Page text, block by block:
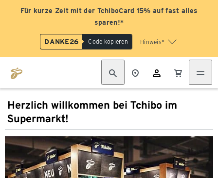
Für kurze Zeit mit der TchiboCard 15% auf fast alles
sparen!*
DANKE26 Code kopieren Hinweis*
Herzlich willkommen bei Tchibo im
Supermarkt!